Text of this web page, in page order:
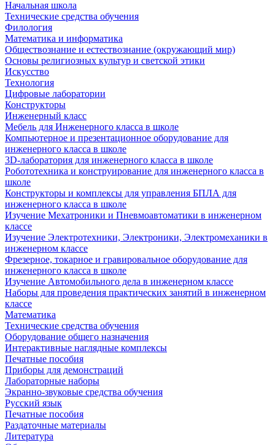
Начальная школа
Технические средства обучения
Филология
Математика и информатика
Обществознание и естествознание (окружающий мир)
Основы религиозных культур и светской этики
Искусство
Технология
Цифровые лаборатории
Конструкторы
Инженерный класс
Мебель для Инженерного класса в школе
Компьютерное и презентационное оборудование для
инженерного класса в школе
3D-лаборатория для инженерного класса в школе
Робототехника и конструирование для инженерного класса в
школе
Конструкторы и комплексы для управления БПЛА для
инженерного класса в школе
Изучение Мехатроники и Пневмоавтоматики в инженерном
классе
Изучение Электротехники, Электроники, Электромеханики в
инженерном классе
Фрезерное, токарное и гравировальное оборудование для
инженерного класса в школе
Изучение Автомобильного дела в инженерном классе
Наборы для проведения практических занятий в инженерном
классе
Математика
Технические средства обучения
Оборудование общего назначения
Интерактивные наглядные комплексы
Печатные пособия
Приборы для демонстраций
Лабораторные наборы
Экранно-звуковые средства обучения
Русский язык
Печатные пособия
Раздаточные материалы
Литература